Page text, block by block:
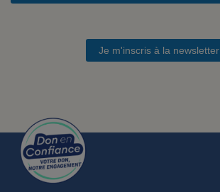
Je m'inscris à la newsletter